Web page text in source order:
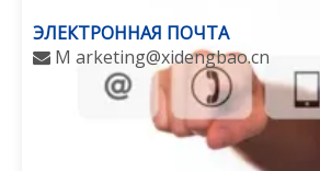
ЭЛЕКТРОННАЯ ПОЧТА
 M arketing@xidengbao.cn